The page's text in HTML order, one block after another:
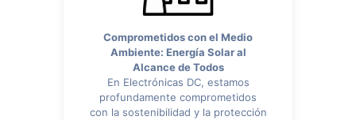
Comprometidos con el Medio
Ambiente: Energía Solar al
Alcance de Todos
En Electrónicas DC, estamos
profundamente comprometidos
con la sostenibilidad y la protección